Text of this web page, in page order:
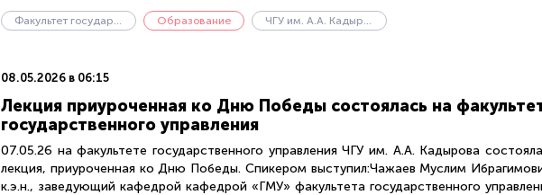
Факультет государственного управления Образование ЧГУ им. А.А. Кадырова
08.05.2026 в 06:15
Лекция приуроченная ко Дню Победы состоялась на
государственного управления
07.05.26 на факультете государственного управления ЧГУ им. А.А. Кадырова
лекция, приуроченная ко Дню Победы. Спикером выступил:Чажаев Муслим
к.э.н., заведующий кафедрой кафедрой «ГМУ» факультета государственного